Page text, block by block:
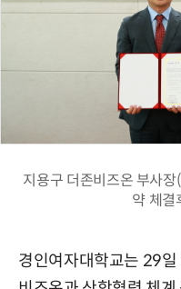
지용구 더존비즈온 부사
약 체결
경인여자대학교는 29